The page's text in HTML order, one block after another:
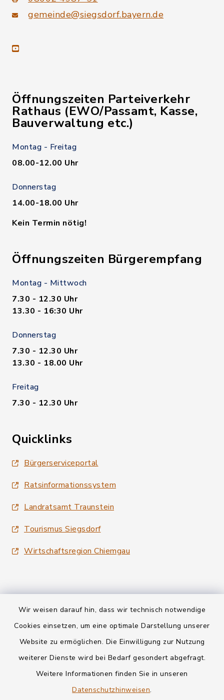
Wir weisen darauf hin, dass wir technisch notwendige
Cookies einsetzen, um eine optimale Darstellung unserer
Website zu ermöglichen. Die Einwilligung zur Nutzung
weiterer Dienste wird bei Bedarf gesondert abgefragt.
Weitere Informationen finden Sie in unseren
Datenschutzhinweisen.
gemeinde@siegsdorf.bayern.de
youtube
Öffnungszeiten Parteiverkehr
Rathaus (EWO/Passamt, Kasse,
Bauverwaltung etc.)
Montag - Freitag
08.00-12.00 Uhr
Donnerstag
14.00-18.00 Uhr
Kein Termin nötig!
Öffnungszeiten Bürgerempfang
Montag - Mittwoch
7.30 - 12.30 Uhr
13.30 - 16:30 Uhr
Donnerstag
7.30 - 12.30 Uhr
13.30 - 18.00 Uhr
Freitag
7.30 - 12.30 Uhr
Quicklinks
Bürgerserviceportal
Ratsinformationssystem
Landratsamt Traunstein
Tourismus Siegsdorf
Wirtschaftsregion Chiemgau
Kontakt
Informationspflichten